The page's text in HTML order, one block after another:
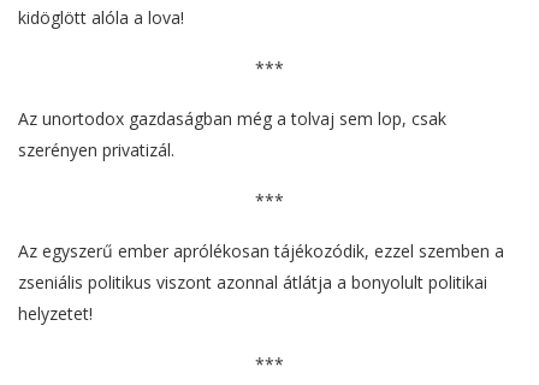
kidöglött alóla a lova!
***
Az unortodox gazdaságban még a tolvaj sem lop, csak
szerényen privatizál.
***
Az egyszerű ember aprólékosan tájékozódik, ezzel szemben a
zseniális politikus viszont azonnal átlátja a bonyolult politikai
helyzetet!
***